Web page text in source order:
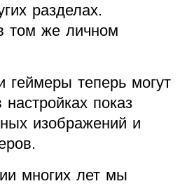
разделах.
том же личном
геймеры теперь могут
показ
изображений и
многих лет мы